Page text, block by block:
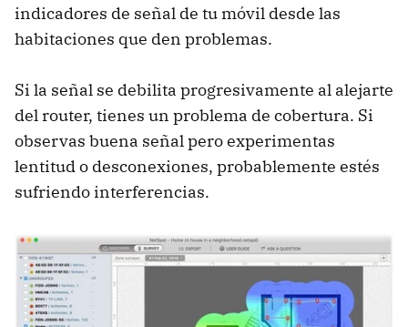
indicadores de señal de tu móvil desde las
habitaciones que den problemas.
Si la señal se debilita progresivamente al alejarte
del router, tienes un problema de cobertura. Si
observas buena señal pero experimentas
lentitud o desconexiones, probablemente estés
sufriendo interferencias.